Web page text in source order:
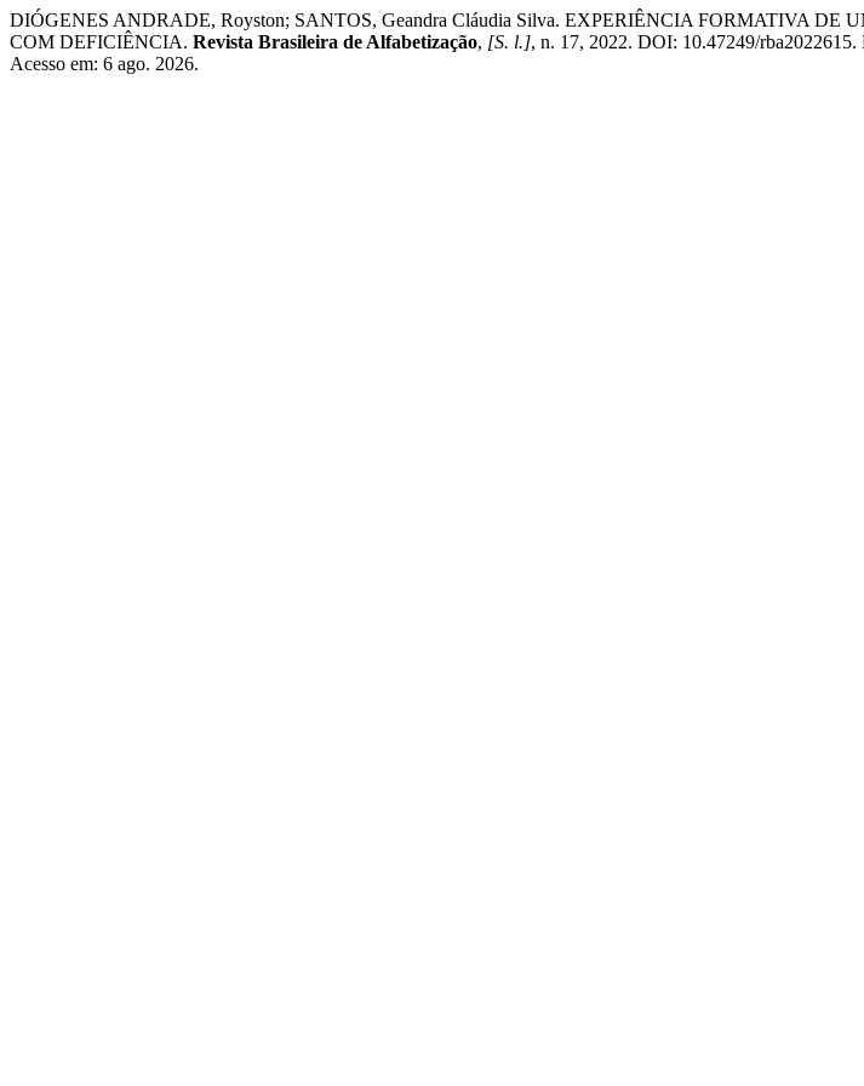
DIÓGENES ANDRADE, Royston; SANTOS, Geandra Cláudia Silva. EXPERIÊNCIA FORMATIVA
COM DEFICIÊNCIA. Revista Brasileira de Alfabetização, [S. l.], n. 17, 2022. DOI: 10.47249/
Acesso em: 6 ago. 2026.